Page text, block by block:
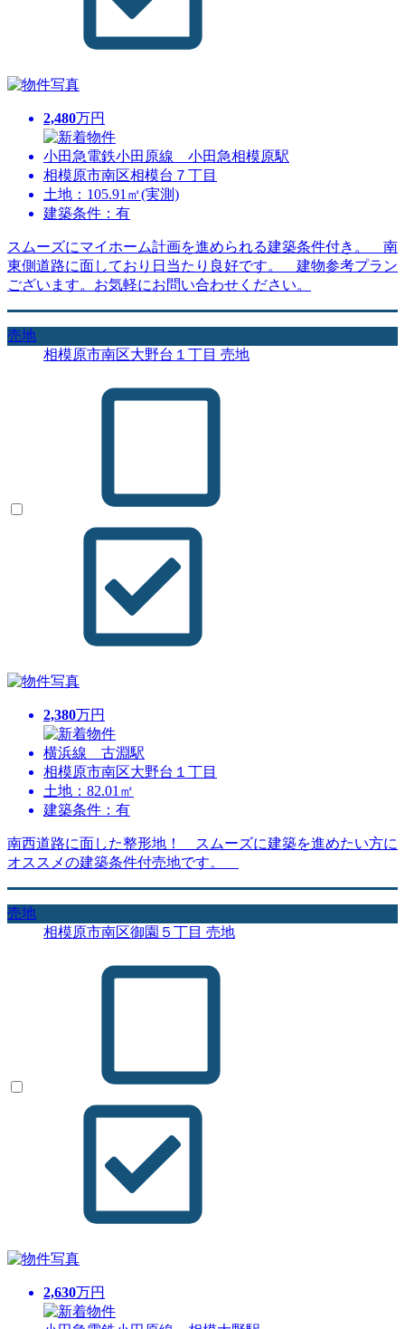
2,480万円
小田急電鉄小田原線 小田急相模原駅
相模原市南区相模台７丁目
土地：105.91㎡(実測)
建築条件：有
スムーズにマイホーム計画を進められる建築条件付き。 南
東側道路に面しており日当たり良好です。 建物参考プラン
ございます。お気軽にお問い合わせください。
売地
相模原市南区大野台１丁目 売地
2,380万円
横浜線 古淵駅
相模原市南区大野台１丁目
土地：82.01㎡
建築条件：有
南西道路に面した整形地！ スムーズに建築を進めたい方に
オススメの建築条件付売地です。
売地
相模原市南区御園５丁目 売地
2,630万円